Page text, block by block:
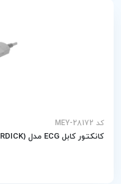
کد MEY-28172
کانکتور کابل ECG مدل (BURDICK)